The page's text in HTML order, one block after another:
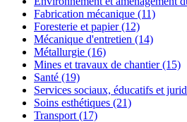
Fabrication mécanique (11)
Foresterie et papier (12)
Mécanique d'entretien (14)
Métallurgie (16)
Mines et travaux de chantier (15)
Santé (19)
Services sociaux, éducatifs et
Soins esthétiques (21)
Transport (17)